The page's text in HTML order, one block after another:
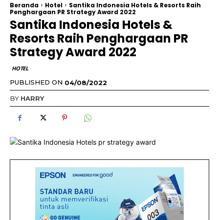
Beranda Hotel
Santika Indonesia Hotels & Resorts Raih
Penghargaan PR Strategy Award 2022
Santika Indonesia Hotels &
Resorts Raih Penghargaan PR
Strategy Award 2022
HOTEL
PUBLISHED ON 04/08/2022
BY HARRY